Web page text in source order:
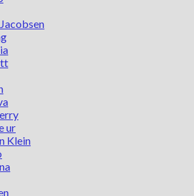
ur
Klein